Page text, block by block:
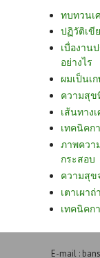
ทบทวนเ
ปฏิวัติเขี
เบื่องาน
อย่างไร
ผมเป็นเ
ความสุข
เส้นทาง
เทคนิคก
ภาพควา
กระสอบ
ความสุข
เตาเผา
เทคนิคก
E-mail :